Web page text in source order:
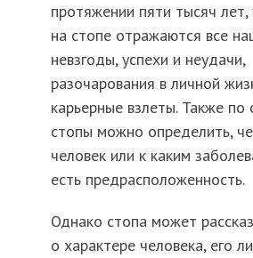
протяжении пяти тысяч лет,
на стопе отражаются все
невзгоды, успехи и неудачи,
разочарования в личной
карьерные взлеты. Также по
стопы можно определить,
человек или к каким
есть предрасположенность.
Однако стопа может
о характере человека, его